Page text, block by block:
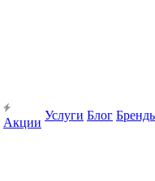
Акции
Услуги Блог